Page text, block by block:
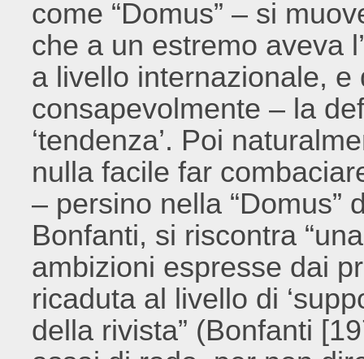
come “Domus” – si
che a un estremo aveva
a livello internazionale, e
consapevolmente – la
‘tendenza’. Poi
nulla facile far
– persino nella “Domus”
Bonfanti, si riscontra
ambizioni espresse dai
ricaduta al livello di
della rivista” (Bonfanti